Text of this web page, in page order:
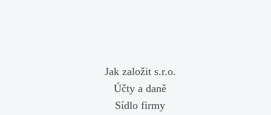
Jak založit s.r.o.
Účty a daně
Sídlo firmy